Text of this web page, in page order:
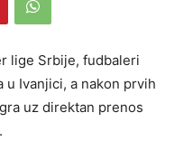
lige Srbije, fudbaleri
u Ivanjici, a nakon prvih
uz direktan prenos